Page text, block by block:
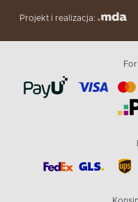
Projekt i realizacja: